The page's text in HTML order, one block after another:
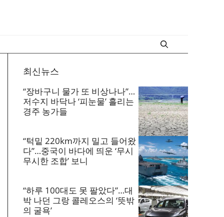
최신뉴스
“장바구니 물가 또 비상나나”…
저수지 바닥나 ‘피눈물’ 흘리는
경주 농가들
“턱밑 220km까지 밀고 들어왔
다”…중국이 바다에 띄운 ‘무시
무시한 조합’ 보니
“하루 100대도 못 팔았다”…대
박 나던 그랑 콜레오스의 ‘뜻밖
의 굴욕’